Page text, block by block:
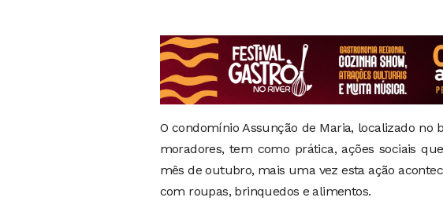
O condomínio Assunção de Maria, localizado
moradores, tem como prática, ações sociais
mês de outubro, mais uma vez esta ação
com roupas, brinquedos e alimentos.